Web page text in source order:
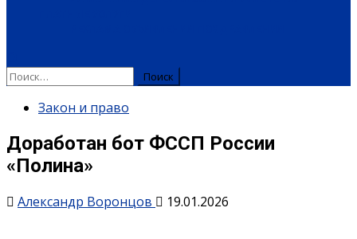
Закон и право
Доработан бот ФССП России
«Полина»
Александр Воронцов 19.01.2026